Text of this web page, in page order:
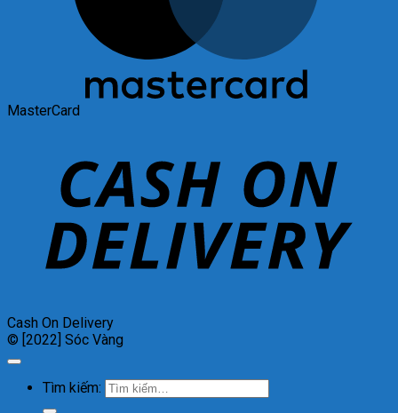
MasterCard
Cash On Delivery
© [2022] Sóc Vàng
Tìm kiếm: